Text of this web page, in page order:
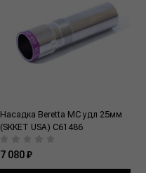
Насадка Beretta MC удл 25мм
(SKKET USA) C61486
7 080 ₽